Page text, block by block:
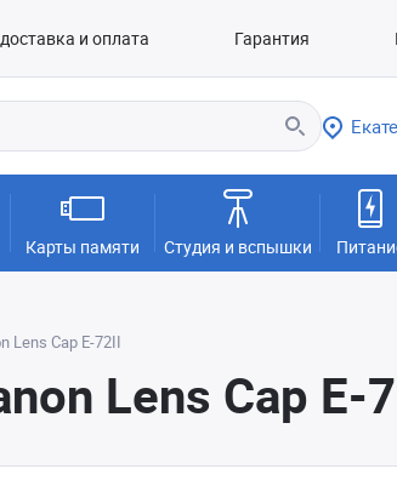
и оплата Гарантия
Карты памяти Студия и вспышки
Lens Cap E-72II
Lens Cap E-